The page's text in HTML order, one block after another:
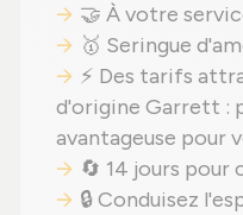
🤝 À votre
🥇 Seringue
⚡ Des tarifs
d'origine Garrett :
avantageuse pour
🔄 14 jours pour
🔒 Conduisez